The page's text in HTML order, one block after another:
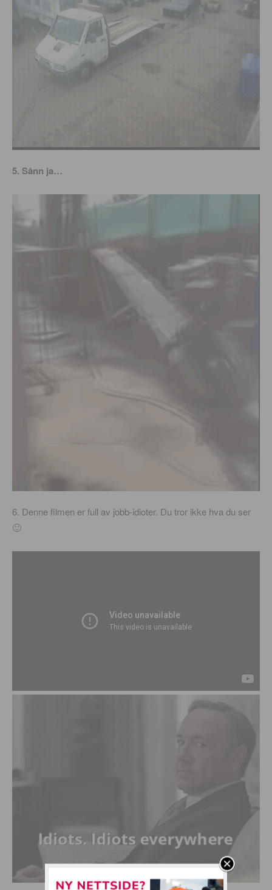
5. Sånn ja…
6. Denne filmen er full av jobb-idioter. Du tror ikke hva du ser
🙂